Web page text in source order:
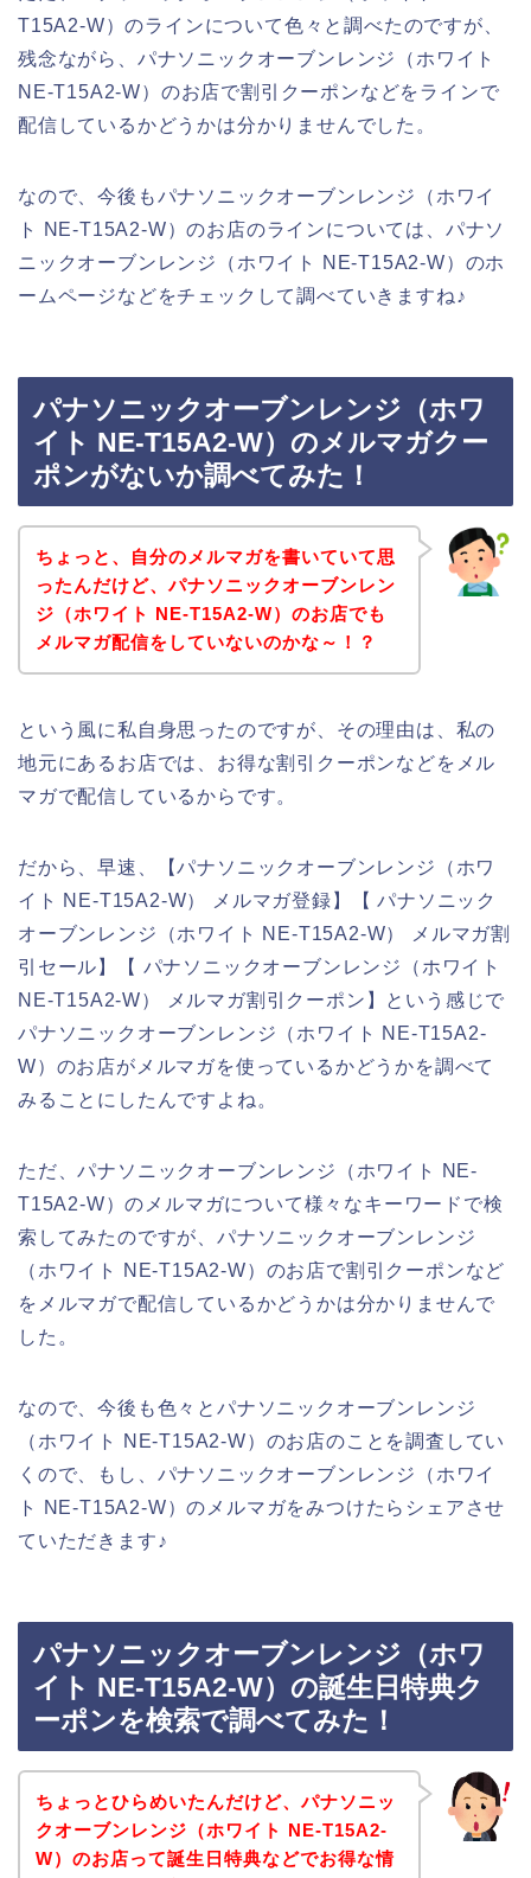
T15A2-W）のラインについて色々と調べたのですが、
残念ながら、パナソニックオーブンレンジ（ホワイト
NE-T15A2-W）のお店で割引クーポンなどをラインで
配信しているかどうかは分かりませんでした。
なので、今後もパナソニックオーブンレンジ（ホワイ
ト NE-T15A2-W）のお店のラインについては、パナソ
ニックオーブンレンジ（ホワイト NE-T15A2-W）のホ
ームページなどをチェックして調べていきますね♪
パナソニックオーブンレンジ（ホワ
イト NE-T15A2-W）のメルマガクー
ポンがないか調べてみた！
ちょっと、自分のメルマガを書いていて思
ったんだけど、パナソニックオーブンレン
ジ（ホワイト NE-T15A2-W）のお店でも
メルマガ配信をしていないのかな～！？
という風に私自身思ったのですが、その理由は、私の
地元にあるお店では、お得な割引クーポンなどをメル
マガで配信しているからです。
だから、早速、【パナソニックオーブンレンジ（ホワ
イト NE-T15A2-W） メルマガ登録】【 パナソニック
オーブンレンジ（ホワイト NE-T15A2-W） メルマガ割
引セール】【 パナソニックオーブンレンジ（ホワイト
NE-T15A2-W） メルマガ割引クーポン】という感じで
パナソニックオーブンレンジ（ホワイト NE-T15A2-
W）のお店がメルマガを使っているかどうかを調べて
みることにしたんですよね。
ただ、パナソニックオーブンレンジ（ホワイト NE-
T15A2-W）のメルマガについて様々なキーワードで検
索してみたのですが、パナソニックオーブンレンジ
（ホワイト NE-T15A2-W）のお店で割引クーポンなど
をメルマガで配信しているかどうかは分かりませんで
した。
なので、今後も色々とパナソニックオーブンレンジ
（ホワイト NE-T15A2-W）のお店のことを調査してい
くので、もし、パナソニックオーブンレンジ（ホワイ
ト NE-T15A2-W）のメルマガをみつけたらシェアさせ
ていただきます♪
パナソニックオーブンレンジ（ホワ
イト NE-T15A2-W）の誕生日特典ク
ーポンを検索で調べてみた！
ちょっとひらめいたんだけど、パナソニッ
クオーブンレンジ（ホワイト NE-T15A2-
W）のお店って誕生日特典などでお得な情